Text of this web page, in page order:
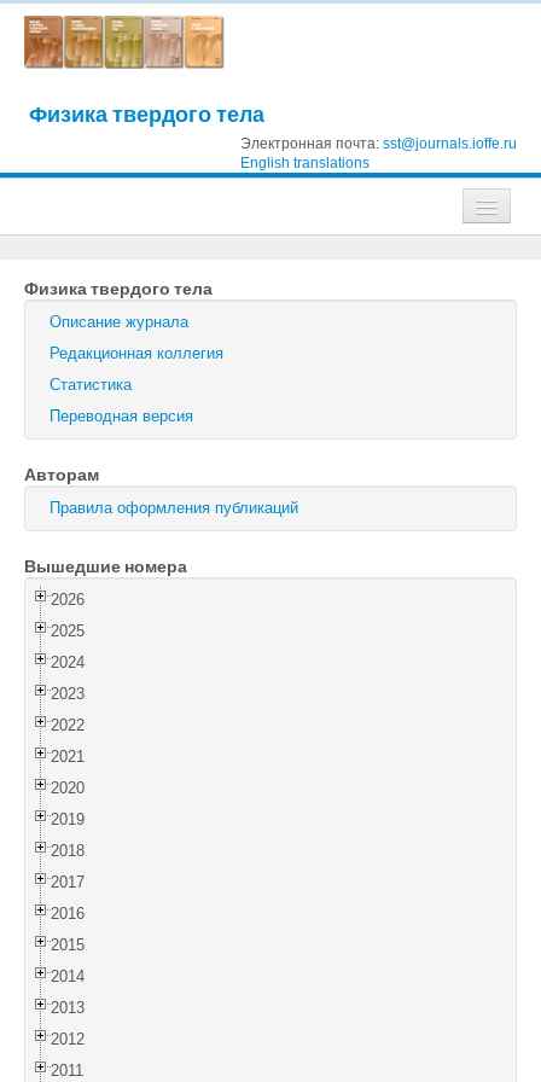
Физика твердого тела
Электронная почта: sst@journals.ioffe.ru
English translations
Журнал технической физики
Письма в Журнал технической физики
Физика твердого тела
Физика и техника полупроводников
Оптика и спектроскопия
Поиск
Войти
Физика твердого тела
Описание журнала
Редакционная коллегия
Статистика
Переводная версия
Авторам
Правила оформления публикаций
Вышедшие номера
2026
2025
2024
2023
2022
2021
2020
2019
2018
2017
2016
2015
2014
2013
2012
2011